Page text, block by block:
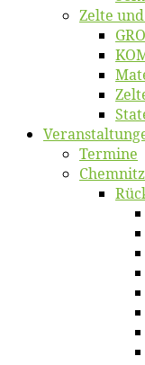
Zel­te
Ter­mi­ne